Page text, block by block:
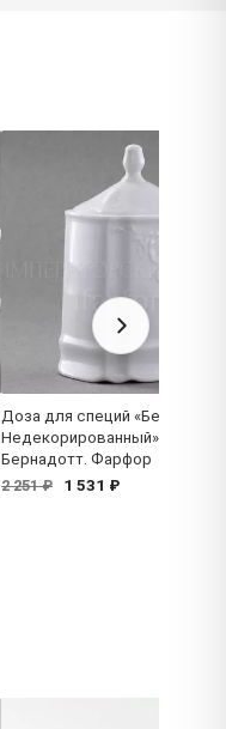
Доза для специй «Бернадотт
Недекорированный» Форма:
Бернадотт. Фарфор
2 251 ₽
1 531 ₽